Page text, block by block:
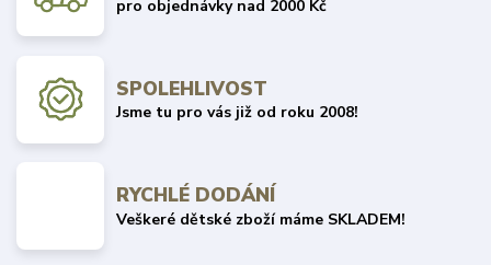
pro objednávky nad 2000 Kč
SPOLEHLIVOST
Jsme tu pro vás již od roku 2008!
RYCHLÉ DODÁNÍ
Veškeré dětské zboží máme SKLADEM!